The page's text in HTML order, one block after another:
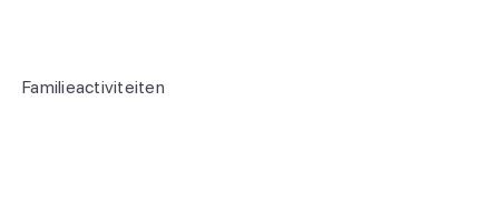
Familieactiviteiten